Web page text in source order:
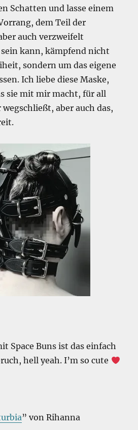
Schatten und lasse einem
dem Teil der
auch verzweifelt
kann, kämpfend nicht
sondern um das eigene
Ich liebe diese Maske,
sie mit mir macht, für all
aber auch das,
Space Buns ist das einfach
hell yeah. I’m so cute
” von Rihanna